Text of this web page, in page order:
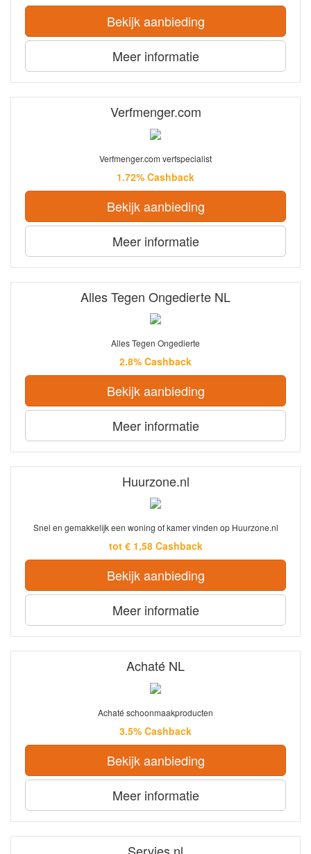
Bekijk aanbieding
Meer informatie
Verfmenger.com
Verfmenger.com verfspecialist
1.72% Cashback
Bekijk aanbieding
Meer informatie
Alles Tegen Ongedierte NL
Alles Tegen Ongedierte
2.8% Cashback
Bekijk aanbieding
Meer informatie
Huurzone.nl
Snel en gemakkelijk een woning of kamer vinden op Huurzone.nl
tot € 1,58 Cashback
Bekijk aanbieding
Meer informatie
Achaté NL
Achaté schoonmaakproducten
3.5% Cashback
Bekijk aanbieding
Meer informatie
Servies.nl